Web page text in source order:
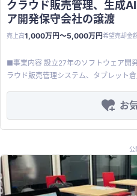
クラウド販売管理、生成
ア開発保守会社の譲渡
売上高1,000万円〜5,000万円希望売却金
■事業内容 設立27年のソフトウェア開
ラウド販売管理システム、タブレット
り、Microsoft AppSourceにてファイ
フトウェアサービスとして販売しています。 ■特徴 Microsoft Azure
す。要件定義→システム開発→運用（
ルでサポートしています。 ◼️カスタマ
は構築されており、顧客の課題に沿っ
中堅企業中心に多数の納入実績あり。 ■主な顧客 中小企業がメインですが、上
お
公